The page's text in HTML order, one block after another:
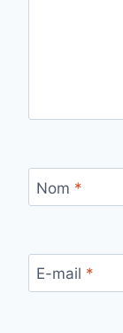
Nom *
E-mail *